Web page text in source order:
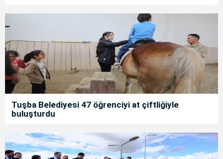
Tuşba Belediyesi 47 öğrenciyi at çiftliğiyle
buluşturdu